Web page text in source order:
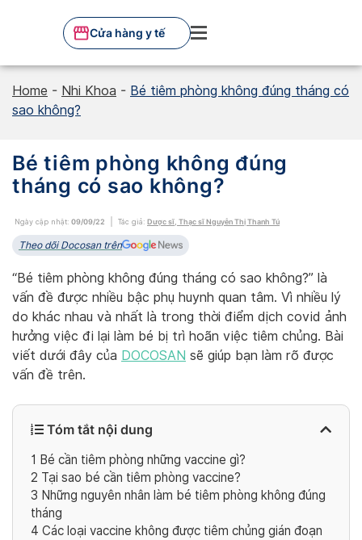
Cửa hàng y tế
Home - Nhi Khoa - Bé tiêm phòng không đúng tháng có
sao không?
Bé tiêm phòng không đúng
tháng có sao không?
Ngày cập nhật: 09/09/22 Tác giả: Dược sĩ, Thạc sĩ Nguyễn Thị Thanh Tú
Theo dõi Docosan trên
“Bé tiêm phòng không đúng tháng có sao không?” là
vấn đề được nhiều bậc phụ huynh quan tâm. Vì nhiều lý
do khác nhau và nhất là trong thời điểm dịch covid ảnh
hưởng việc đi lại làm bé bị trì hoãn việc tiêm chủng. Bài
viết dưới đây của DOCOSAN sẽ giúp bạn làm rõ được
vấn đề trên.
Tóm tắt nội dung
1 Bé cần tiêm phòng những vaccine gì?
2 Tại sao bé cần tiêm phòng vaccine?
3 Những nguyên nhân làm bé tiêm phòng không đúng
tháng
4 Các loại vaccine không được tiêm chủng gián đoạn